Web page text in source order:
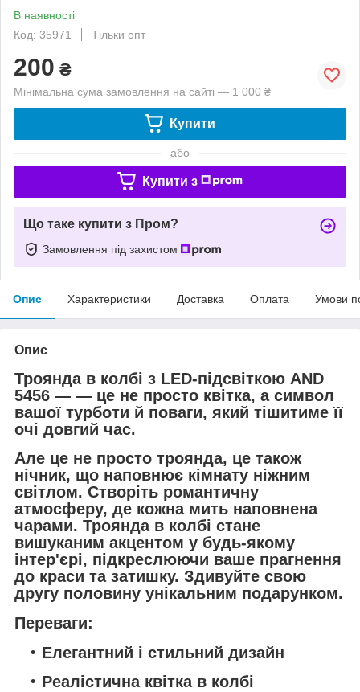
В наявності
Код: 35971
Тільки опт
200 ₴
Мінімальна сума замовлення на сайті — 1 000 ₴
Купити
або
Купити з
Що таке купити з Пром?
Замовлення під захистом
Опис Характеристики Доставка Оплата Умови
Опис
Троянда в колбі з LED-підсвіткою AND
5456 — — це не просто квітка, а символ
вашої турботи й поваги, який тішитиме її
очі довгий час.
Але це не просто троянда, це також
нічник, що наповнює кімнату ніжним
світлом. Створіть романтичну
атмосферу, де кожна мить наповнена
чарами. Троянда в колбі стане
вишуканим акцентом у будь-якому
інтер'єрі, підкреслюючи ваше прагнення
до краси та затишку. Здивуйте свою
другу половину унікальним подарунком.
Переваги:
Елегантний і стильний дизайн
Реалістична квітка в колбі